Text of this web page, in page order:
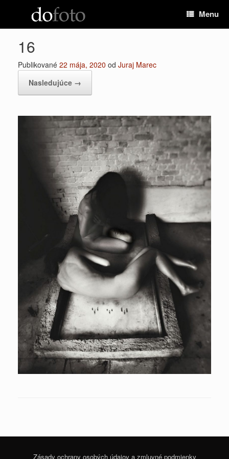
Menu
16
Publikované 22 mája, 2020 od Juraj Marec
Nasledujúce →
Zásady ochrany osobých údajov a zmluvné podmienky